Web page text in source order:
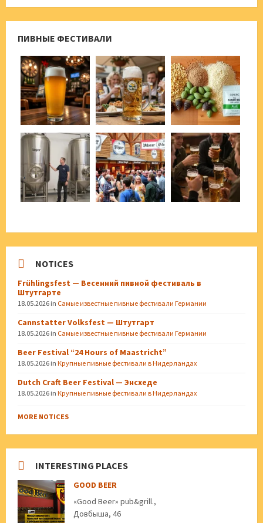
ПИВНЫЕ ФЕСТИВАЛИ
NOTICES
Frühlingsfest — Весенний пивной фестиваль в
Штутгарте
18.05.2026 in Самые известные пивные фестивали Германии
Cannstatter Volksfest — Штутгарт
18.05.2026 in Самые известные пивные фестивали Германии
Beer Festival “24 Hours of Maastricht”
18.05.2026 in Крупные пивные фестивали в Нидерландах
Dutch Craft Beer Festival — Энсхеде
18.05.2026 in Крупные пивные фестивали в Нидерландах
MORE NOTICES
INTERESTING PLACES
GOOD BEER
«Good Beer» pub&grill.,
Довбыша, 46